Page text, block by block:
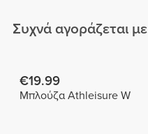
Συχνά αγοράζεται με
€19.99
Μπλούζα Athleisure W